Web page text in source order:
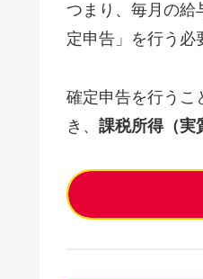
つまり、毎月の給
定申告」を行う必
確定申告を行うこ
き、 課税所得（実